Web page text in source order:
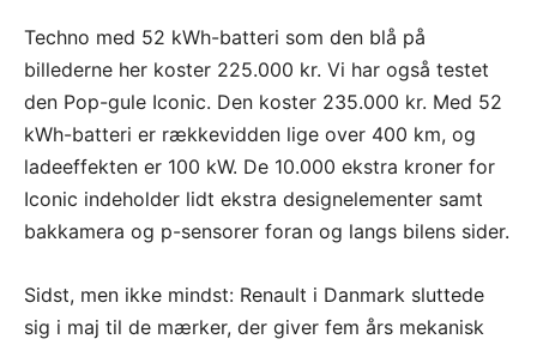
Techno med 52 kWh-batteri som den blå på
billederne her koster 225.000 kr. Vi har også testet
den Pop-gule Iconic. Den koster 235.000 kr. Med 52
kWh-batteri er rækkevidden lige over 400 km, og
ladeeffekten er 100 kW. De 10.000 ekstra kroner for
Iconic indeholder lidt ekstra designelementer samt
bakkamera og p-sensorer foran og langs bilens sider.
Sidst, men ikke mindst: Renault i Danmark sluttede
sig i maj til de mærker, der giver fem års mekanisk